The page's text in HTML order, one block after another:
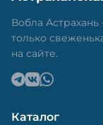
Вобла
только
на сайте.
Каталог